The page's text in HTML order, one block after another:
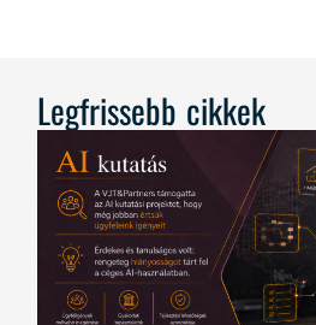
Legfrissebb cikkek